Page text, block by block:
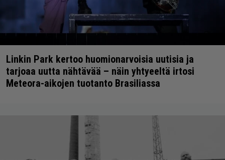
Linkin Park kertoo huomionarvoisia uutisia ja
tarjoaa uutta nähtävää – näin yhtyeeltä irtosi
Meteora-aikojen tuotanto Brasiliassa